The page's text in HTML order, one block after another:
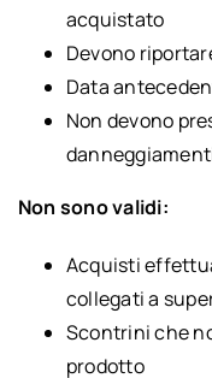
acquistato
Devono
Data
Non devono
Non sono validi:
Acquisti
collegati a
Scontrini che
prodotto